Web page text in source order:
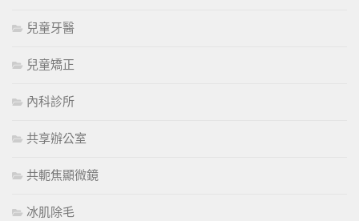
兒童牙醫
兒童矯正
內科診所
共享辦公室
共軛焦顯微鏡
冰肌除毛